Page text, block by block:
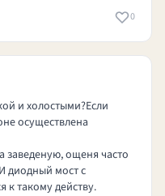
0
и холостыми?Если
осуществлена
заведеную, ощеня часто
диодный мост с
к такому действу.